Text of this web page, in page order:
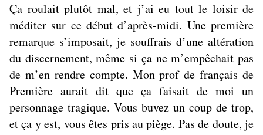
Ça roulait plutôt mal, et j’ai eu tout le loisir de
méditer sur ce début d’après-midi. Une première
remarque s’imposait, je souffrais d’une altération
du discernement, même si ça ne m’empêchait pas
de m’en rendre compte. Mon prof de français de
Première aurait dit que ça faisait de moi un
personnage tragique. Vous buvez un coup de trop,
et ça y est, vous êtes pris au piège. Pas de doute, je